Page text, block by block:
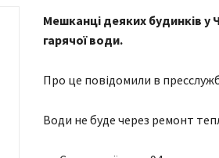
Мешканці деяких будинків у
гарячої води.
Про це повідомили в
Води не буде через ремонт